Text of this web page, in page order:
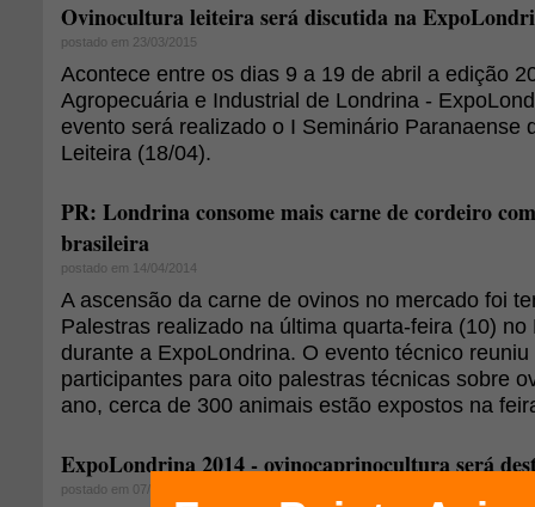
Ovinocultura leiteira será discutida na
postado em 23/03/2015
Acontece entre os dias 9 a 19 de abril a edição
Agropecuária e Industrial de Londrina -
evento será realizado o I Seminário Paranaense
Leiteira (18/04).
PR: Londrina consome mais carne de cordeiro
brasileira
postado em 14/04/2014
A ascensão da carne de ovinos no mercado foi
Palestras realizado na última quarta-feira (10)
durante a ExpoLondrina. O evento técnico
participantes para oito palestras técnicas sobre
ano, cerca de 300 animais estão expostos na
ExpoLondrina 2014 - ovinocaprinocultura será
postado em 07/04/2014